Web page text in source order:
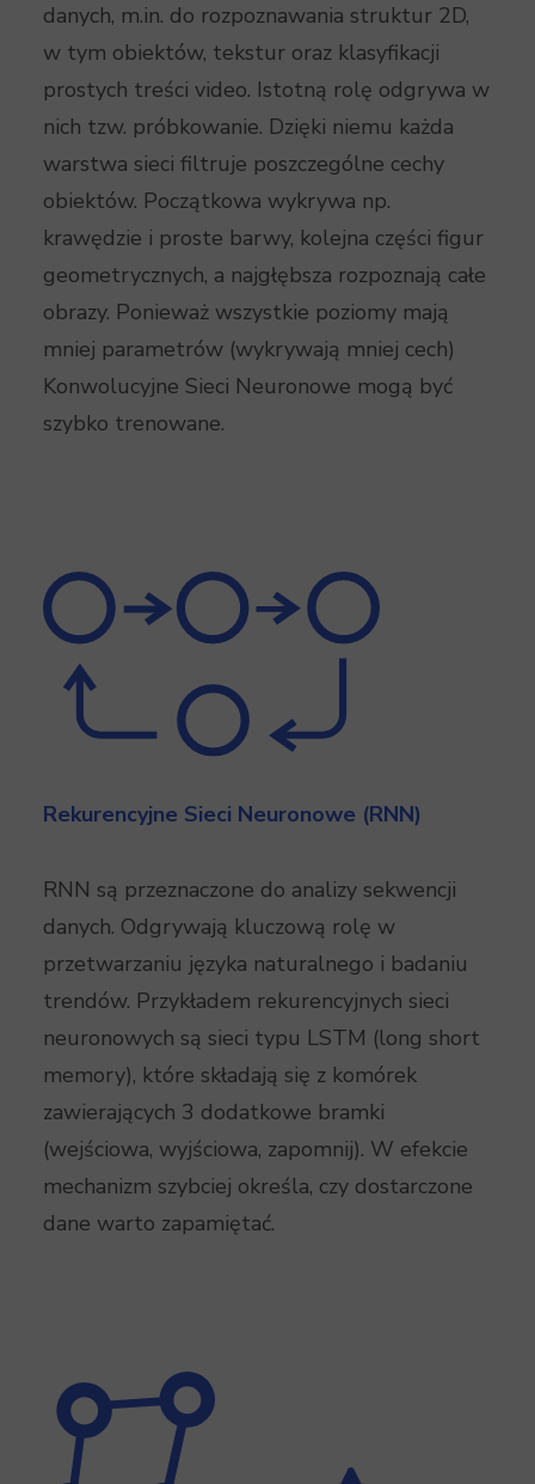
danych, m.in. do rozpoznawania struktur 2D,
w tym obiektów, tekstur oraz klasyfikacji
prostych treści video. Istotną rolę odgrywa w
nich tzw. próbkowanie. Dzięki niemu każda
warstwa sieci filtruje poszczególne cechy
obiektów. Początkowa wykrywa np.
krawędzie i proste barwy, kolejna części figur
geometrycznych, a najgłębsza rozpoznają całe
obrazy. Ponieważ wszystkie poziomy mają
mniej parametrów (wykrywają mniej cech)
Konwolucyjne Sieci Neuronowe mogą być
szybko trenowane.
Rekurencyjne Sieci Neuronowe (RNN)
RNN są przeznaczone do analizy sekwencji
danych. Odgrywają kluczową rolę w
przetwarzaniu języka naturalnego i badaniu
trendów. Przykładem rekurencyjnych sieci
neuronowych są sieci typu LSTM (long short
memory), które składają się z komórek
zawierających 3 dodatkowe bramki
(wejściowa, wyjściowa, zapomnij). W efekcie
mechanizm szybciej określa, czy dostarczone
dane warto zapamiętać.